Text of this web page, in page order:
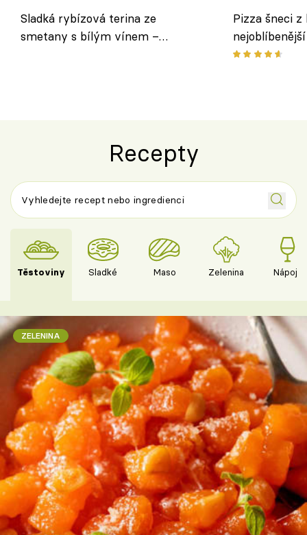
Sladká rybízová terina ze
smetany s bílým vínem –
Pizza šneci
Recepty
Těstoviny Sladké Maso Zelenina Nápoje
ZELENINA